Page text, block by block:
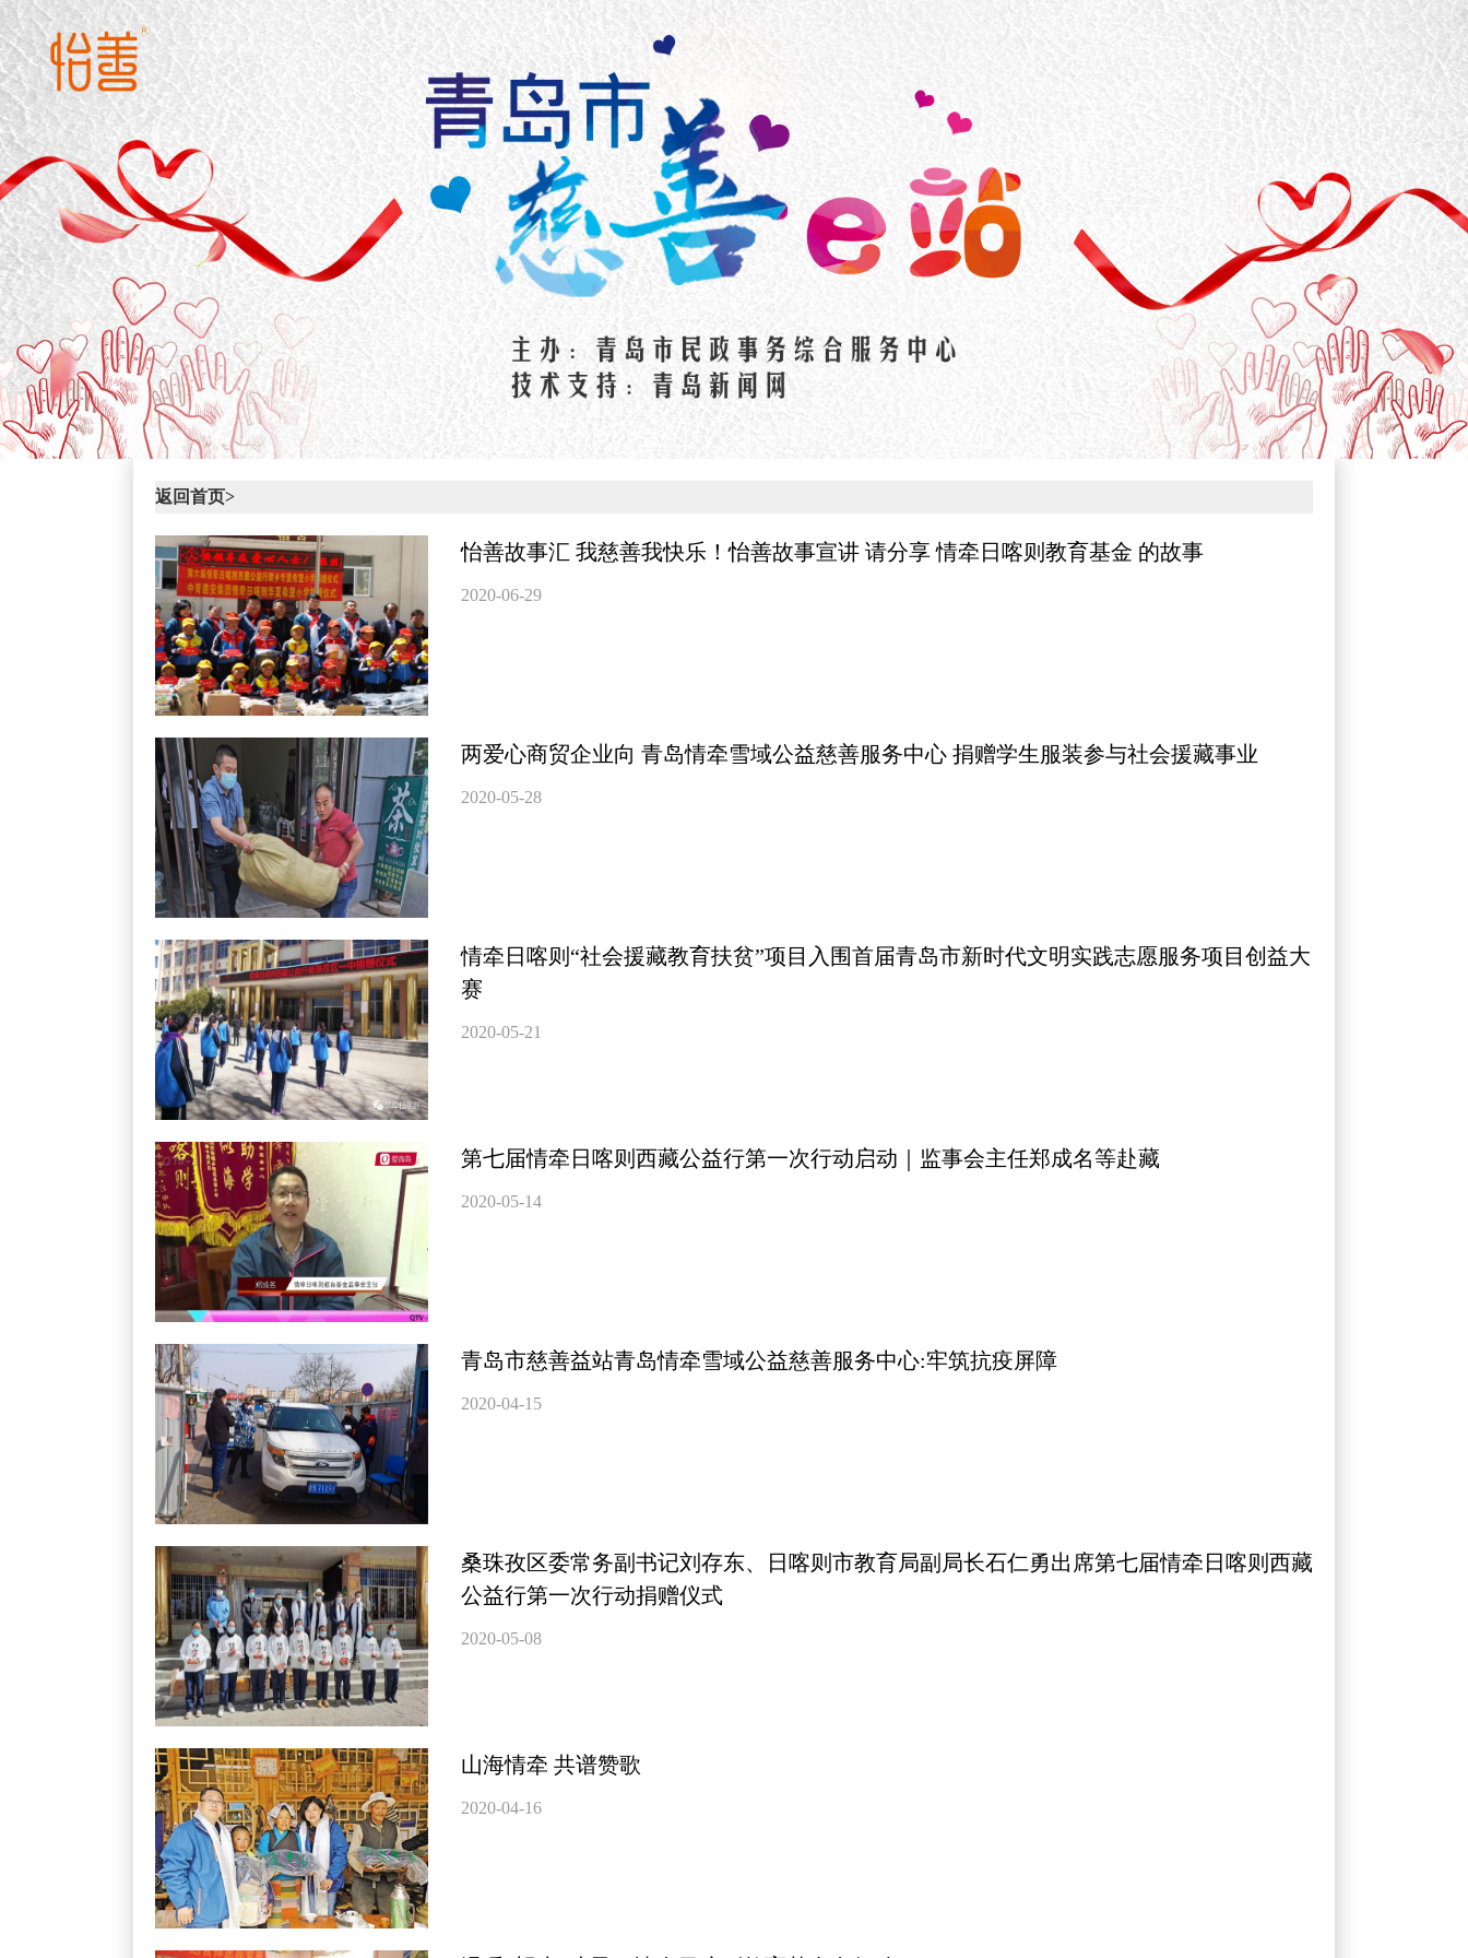
返回首页>
怡善故事汇 我慈善我快乐！怡善故事宣讲 请分享 情牵日喀则教育基金 的故事
2020-06-29
两爱心商贸企业向 青岛情牵雪域公益慈善服务中心 捐赠学生服装参与社会援藏事业
2020-05-28
情牵日喀则“社会援藏教育扶贫”项目入围首届青岛市新时代文明实践志愿服务项目创益大
赛
2020-05-21
第七届情牵日喀则西藏公益行第一次行动启动｜监事会主任郑成名等赴藏
2020-05-14
青岛市慈善益站青岛情牵雪域公益慈善服务中心:牢筑抗疫屏障
2020-04-15
桑珠孜区委常务副书记刘存东、日喀则市教育局副局长石仁勇出席第七届情牵日喀则西藏
公益行第一次行动捐赠仪式
2020-05-08
山海情牵 共谱赞歌
2020-04-16